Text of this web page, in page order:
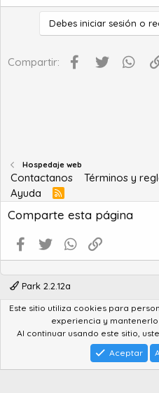
Debes iniciar sesión o
Compartir: Facebook
Twitter
Hospedaje web
Contactanos Términos y
Ayuda
R
S
S
Comparte esta página
Facebook
Twitter WhatsApp
Park 2.2.12a
Community platform by XenForo® ©
Advanced Forum Stats by AddonFlare -
Feedback SystembyXenCentral.com
StylesFactory.pl
Este sitio utiliza cookies para
experiencia y
Al continuar usando este sitio,
Aceptar